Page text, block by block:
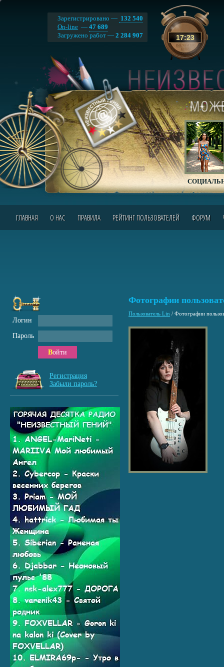
17:23
Зарегистрировано — 132 540
On-line — 47 689
Загружено работ — 2 284 907
ГЛАВНАЯ О НАС ПРАВИЛА РЕЙТИНГ ПОЛЬЗОВАТЕЛЕЙ ФОРУМ
Фотографии
Пользователь Lin / Фотографии
Логин
Пароль
Войти
Регистрация
Забыли пароль?